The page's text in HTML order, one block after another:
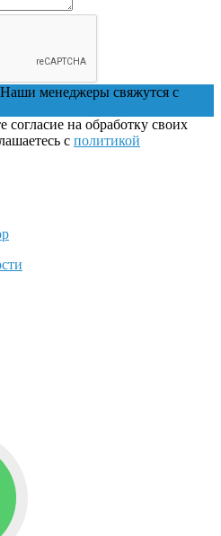
менеджеры свяжутся с
на обработку своих
с политикой